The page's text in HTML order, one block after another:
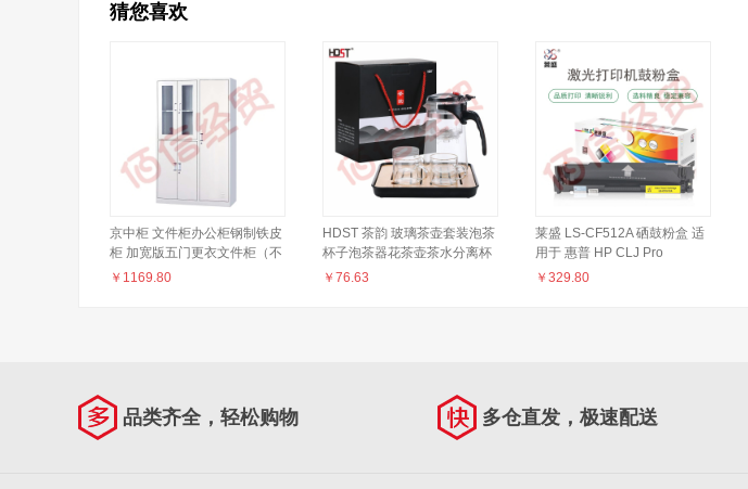
猜您喜欢
京中柜 文件柜办公柜钢制铁皮
柜 加宽版五门更衣文件柜（不
含上楼和安装）
￥ 1169.80
HDST 茶韵 玻璃茶壶套装泡茶
杯子泡茶器花茶壶茶水分离杯
新款带茶盘 CY-21055
￥ 76.63
莱盛 LS-CF512A 硒鼓粉盒 适
用于 惠普 HP CLJ Pro
M154a/M154nw,M180n/M181fw
￥ 329.80
品类齐全，轻松购物 多仓直发，极速配送